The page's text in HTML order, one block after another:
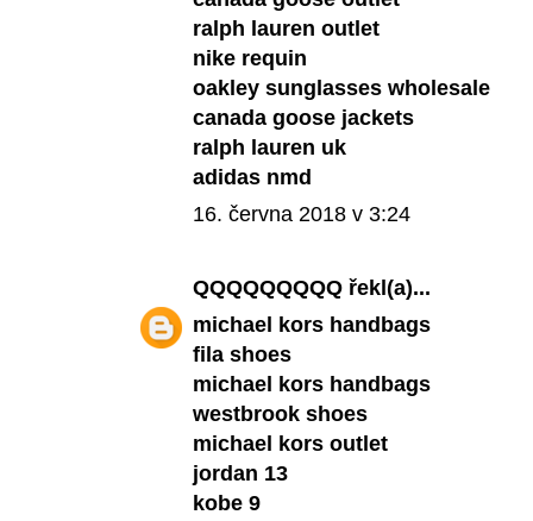
ralph lauren outlet
nike requin
oakley sunglasses wholesale
canada goose jackets
ralph lauren uk
adidas nmd
16. června 2018 v 3:24
QQQQQQQQQ řekl(a)...
michael kors handbags
fila shoes
michael kors handbags
westbrook shoes
michael kors outlet
jordan 13
kobe 9